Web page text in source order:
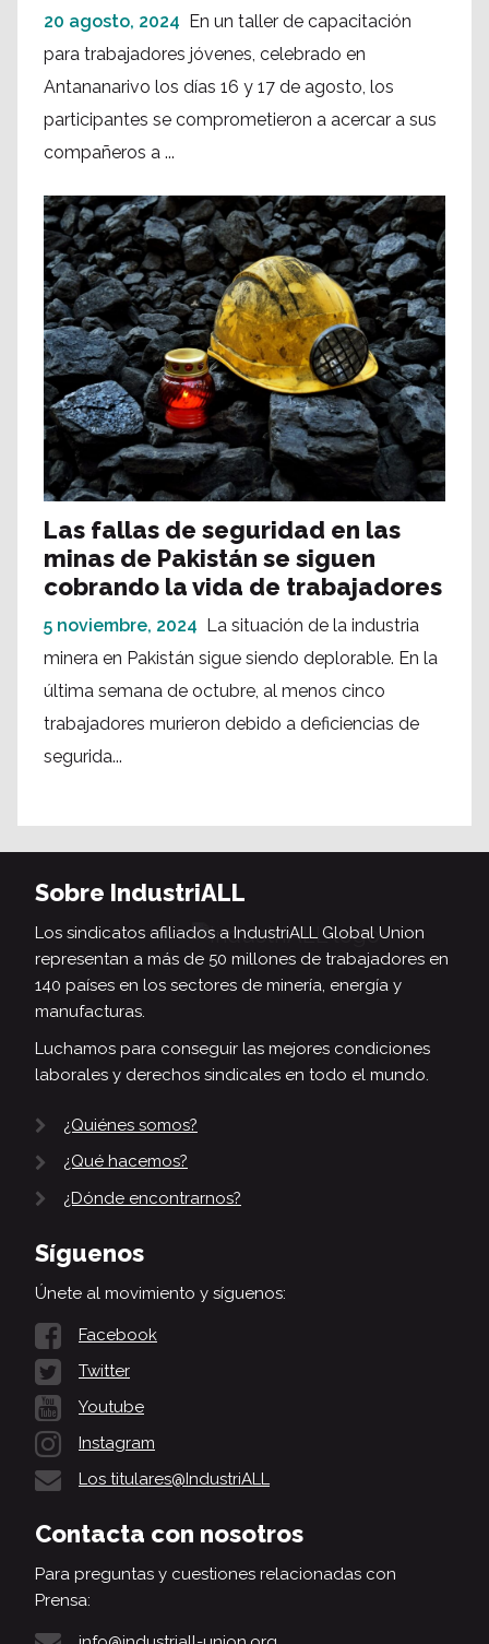
20 agosto, 2024
En un taller de capacitación
para trabajadores jóvenes, celebrado en
Antananarivo los días 16 y 17 de agosto, los
participantes se comprometieron a acercar a sus
compañeros a ...
Las fallas de seguridad en las
minas de Pakistán se siguen
cobrando la vida de trabajadores
5 noviembre, 2024
La situación de la industria
minera en Pakistán sigue siendo deplorable. En la
última semana de octubre, al menos cinco
trabajadores murieron debido a deficiencias de
segurida...
Sobre IndustriALL
Los sindicatos afiliados a IndustriALL Global Union
representan a más de 50 millones de trabajadores en
140 países en los sectores de minería, energía y
manufacturas.
Luchamos para conseguir las mejores condiciones
laborales y derechos sindicales en todo el mundo.
¿Quiénes somos?
¿Qué hacemos?
¿Dónde encontrarnos?
Síguenos
Únete al movimiento y síguenos:
Facebook
Twitter
Youtube
Instagram
Los titulares@IndustriALL
Contacta con nosotros
Para preguntas y cuestiones relacionadas con
Prensa: